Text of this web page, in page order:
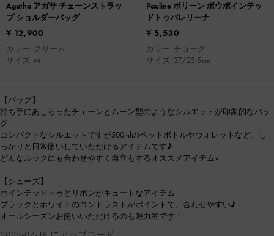
Agatha アガサ チェーンストラッ
プ ショルダーバッグ
¥ 12,900
カラー: クリーム
サイズ: M
Pauline ポリーン ボウポインテッ
ドトゥバレリーナ
¥ 5,530
カラー: チョーク
サイズ: 37/23.5cm
【バッグ】
持ち手にあしらったチェーンとムーン型のようなシルエットが印象的なバッ
グ
コンパクトなシルエットですが500mlのペットボトルやウォレットなど、し
っかりと日常使いしていただけるアイテムです♪
どんなルックにも合わせやすく自立もするオススメアイテム⭐︎
【シューズ】
ポインテッドトゥとリボンがキュートなアイテム
ブラックとホワイトのコントラストがポイントで、合わせやすい♪
オールシーズンお使いいただけるのも魅力的です！